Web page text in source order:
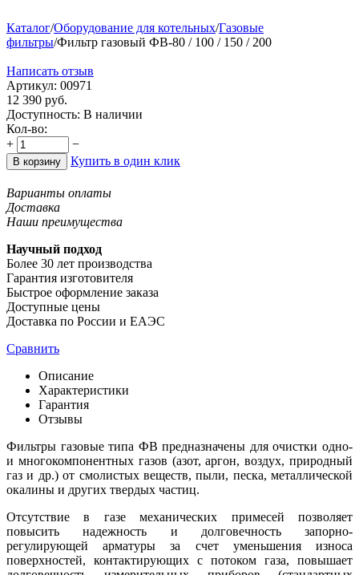
Каталог/Оборудование для котельных/Газовые
фильтры/Фильтр газовый ФВ-80 / 100 / 150 / 200
Написать отзыв
Артикул: 00971
12 390 руб.
Доступность: В наличии
Кол-во:
+
−
В корзину Купить в один клик
Варианты оплаты
Доставка
Наши преимущества
Научный подход
Более 30 лет производства
Гарантия изготовителя
Быстрое оформление заказа
Доступные цены
Доставка по России и ЕАЭС
Сравнить
Описание
Характеристики
Гарантия
Отзывы
Фильтры газовые типа ФВ предназначены для очистки одно-
и многокомпонентных газов (азот, аргон, воздух, природный
газ и др.) от смолистых веществ, пыли, песка, металлической
окалины и других твердых частиц.
Отсутствие в газе механических примесей позволяет
повысить надежность и долговечность запорно-
регулирующей арматуры за счет уменьшения износа
поверхностей, контактирующих с потоком газа, повышает